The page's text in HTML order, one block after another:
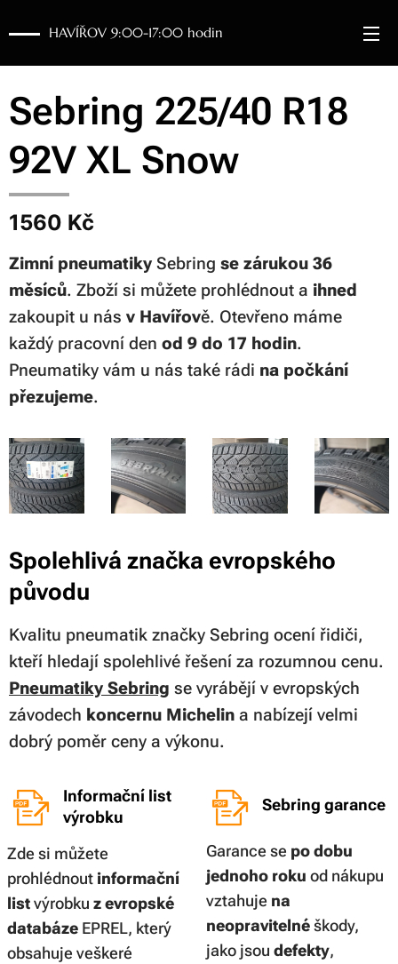
HAVÍŘOV 9:00-17:00 hodin
Sebring 225/40 R18
92V XL Snow
1560 Kč
Zimní pneumatiky Sebring se zárukou 36
měsíců. Zboží si můžete prohlédnout a ihned
zakoupit u nás v Havířově. Otevřeno máme
každý pracovní den od 9 do 17 hodin.
Pneumatiky vám u nás také rádi na počkání
přezujeme.
Spolehlivá značka evropského
původu
Kvalitu pneumatik značky Sebring ocení řidiči,
kteří hledají spolehlivé řešení za rozumnou cenu.
Pneumatiky Sebring se vyrábějí v evropských
závodech koncernu Michelin a nabízejí velmi
dobrý poměr ceny a výkonu.
Informační list
výrobku
Zde si můžete
prohlédnout informační
listvýrobku z evropské
databáze EPREL, který
obsahuje veškeré
Sebring garance
Garance se po dobu
jednoho roku od nákupu
vztahuje na
neopravitelnéškody,
jako jsou defekty,